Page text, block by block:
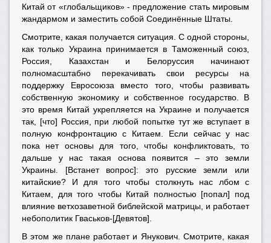
Китай от «глобальщиков» - предложение стать мировым
жандармом и заместить собой Соединённые Штаты.
Смотрите, какая получается ситуация. С одной стороны,
как только Украина принимается в Таможенный союз,
Россия, Казахстан и Белоруссия начинают
полномасштабно перекачивать свои ресурсы на
поддержку Евросоюза вместо того, чтобы развивать
собственную экономику и собственное государство. В
это время Китай укрепляется на Украине и получается
так, [что] Россия, при любой попытке тут же вступает в
полную конфронтацию с Китаем. Если сейчас у нас
пока нет основы для того, чтобы конфликтовать, то
дальше у нас такая основа появится – это земли
Украины. [Встанет вопрос]: это русские земли или
китайские? И для того чтобы столкнуть нас лбом с
Китаем, для того чтобы Китай полностью [попал] под
влияние ветхозаветной библейской матрицы, и работает
небополитик Гваськов-[Девятов].
В этом же плане работает и Янукович. Смотрите, какая